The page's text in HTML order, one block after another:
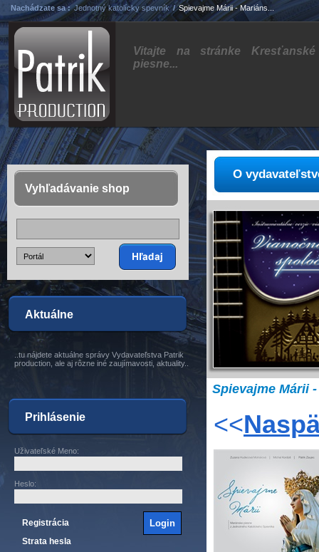
Spievajme Márii
Nachádzate sa : Jednotný katolícky spevník / Spievajme Márii - Mariáns...
Vitajte na stránke Kresťanské
piesne...
Vyhľadávanie shop
Aktuálne
..tu nájdete aktuálne správy Vydavateľstva Patrik
production, ale aj rôzne iné zaujímavosti, aktuality..
Prihlásenie
Uživateľské Meno:
Heslo:
Registrácia
Strata hesla
O
<<